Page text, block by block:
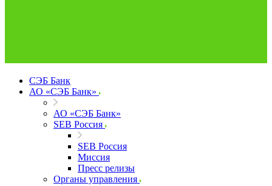
СЭБ Банк
АО «СЭБ Банк»
АО «СЭБ Банк»
SEB Россия
SEB Россия
Миссия
Пресс релизы
Органы управления